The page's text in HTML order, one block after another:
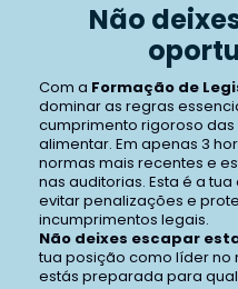
Não
Com a Formação de
dominar as regras
cumprimento rigoroso
alimentar. Em apenas 3
normas mais recentes e
nas auditorias. Esta é a
evitar penalizações e
incumprimentos legais.
Não deixes escapar
tua posição como líder no
estás preparada para